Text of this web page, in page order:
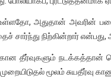
அதுதான் அவரின்
நிற்கின்றார் என்பது,
தீர்வுகளும்
மூலம்